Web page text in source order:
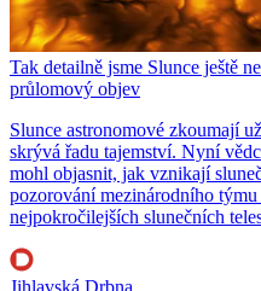
Tak detailně jsme Slunce ještě
průlomový objev
Slunce astronomové zkoumají
skrývá řadu tajemství. Nyní
mohl objasnit, jak vznikají
pozorování mezinárodního
nejpokročilejších slunečních